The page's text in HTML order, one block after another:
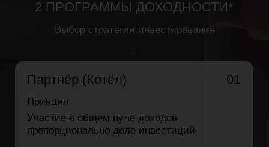
круглосуточно.
Регистрация:Для иностранцев
и россиян.
Безопасность:
контроль доступа.
А также вентилируемые фасады, большие